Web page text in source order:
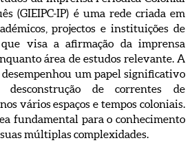
(GIEIPC-IP) é uma rede criada em
projectos e instituições de
visa a afirmação da imprensa
área de estudos relevante. A
um papel significativo
de correntes de
vários espaços e tempos coloniais.
fundamental para o conhecimento
suas múltiplas complexidades.